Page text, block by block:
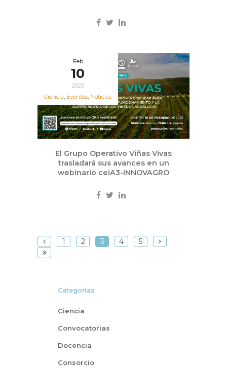
Feb
10
2025
Ciencia, Eventos, Noticias
El Grupo Operativo Viñas Vivas
trasladará sus avances en un
webinario ceiA3-INNOVAGRO
1 2 3 4 5
Categorías
Ciencia
Convocatorias
Docencia
Consorcio